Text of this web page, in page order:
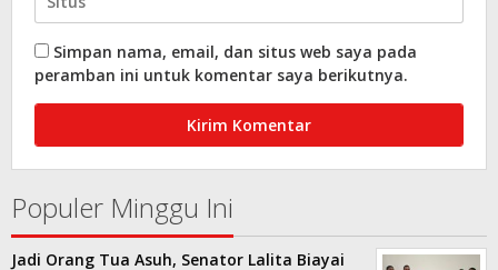
Simpan nama, email, dan situs web saya pada
peramban ini untuk komentar saya berikutnya.
Populer Minggu Ini
Jadi Orang Tua Asuh, Senator Lalita Biayai